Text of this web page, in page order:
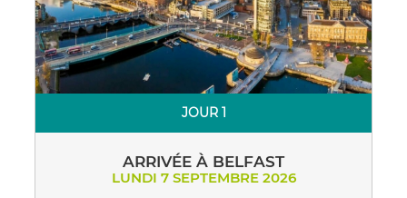
JOUR 1
ARRIVÉE À BELFAST
LUNDI 7 SEPTEMBRE 2026